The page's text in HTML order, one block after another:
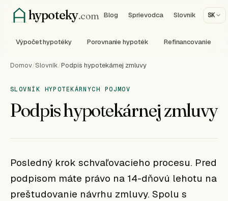
hypoteky.com Blog Sprievodca Slovník SK
Výpočet hypotéky Porovnanie hypoték Refinancovanie
Domov/Slovník/Podpis hypotekárnej zmluvy
SLOVNÍK HYPOTEKÁRNYCH POJMOV
Podpis hypotekárnej zmluvy
Posledný krok schvaľovacieho procesu. Pred
podpisom máte právo na 14-dňovú lehotu na
preštudovanie návrhu zmluvy. Spolu s